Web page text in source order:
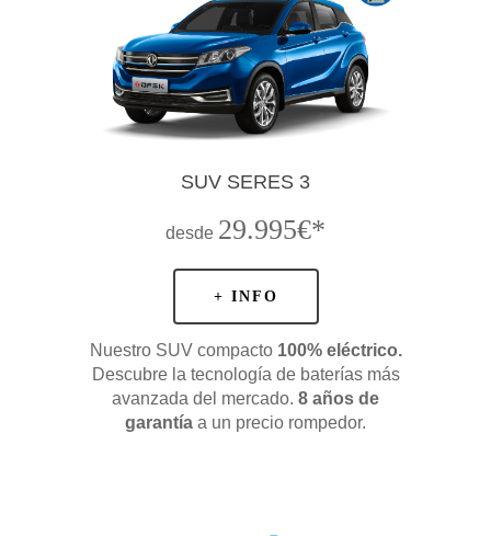
SUV SERES 3
desde 29.995€*
+ INFO
Nuestro SUV compacto 100% eléctrico.
Descubre la tecnología de baterías más
avanzada del mercado. 8 años de
garantía a un precio rompedor.